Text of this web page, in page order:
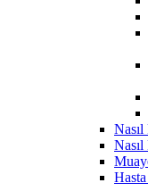
Nasıl